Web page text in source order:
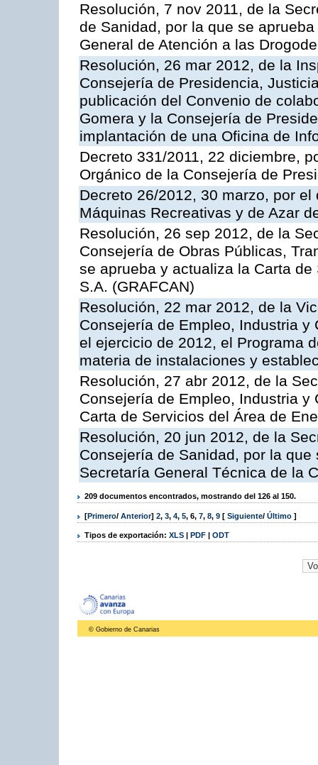
Resolución, 7 nov 2011, de la
de Sanidad, por la que se
General de Atención a las
Resolución, 26 mar 2012, de la
Consejería de Presidencia,
publicación del Convenio de
Gomera y la Consejería de
implantación de una Oficina de
Decreto 331/2011, 22 diciembre,
Orgánico de la Consejería de
Decreto 26/2012, 30 marzo, por
Máquinas Recreativas y de Azar
Resolución, 26 sep 2012, de la
Consejería de Obras Públicas,
se aprueba y actualiza la Carta
S.A. (GRAFCAN)
Resolución, 22 mar 2012, de la
Consejería de Empleo, Industria
el ejercicio de 2012, el Programa
materia de instalaciones y
Resolución, 27 abr 2012, de la
Consejería de Empleo, Industria
Carta de Servicios del Área de
Resolución, 20 jun 2012, de la
Consejería de Sanidad, por la
Secretaría General Técnica de la
209 documentos encontrados, mostrando del 126 al 150.
[Primero/ Anterior] 2, 3, 4, 5, 6, 7, 8, 9 [ Siguiente/ Último ]
Tipos de exportación: XLS | PDF | ODT
© Gobierno de Canarias